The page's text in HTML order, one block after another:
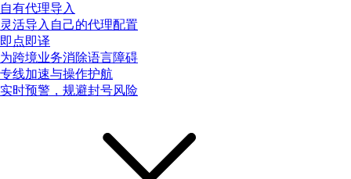
自有代理导入
灵活导入自己的代理配置
即点即译
为跨境业务消除语言障碍
专线加速与操作护航
实时预警，规避封号风险